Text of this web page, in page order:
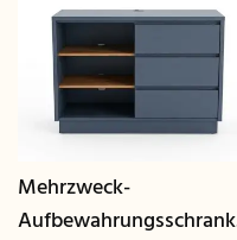
Mehrzweck-
Aufbewahrungsschrank